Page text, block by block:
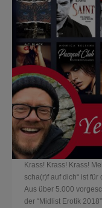
Krass! Krass! Krass!
scha(r)f auf dich“ ist
Aus über 5.000
der “Midlist Erotik